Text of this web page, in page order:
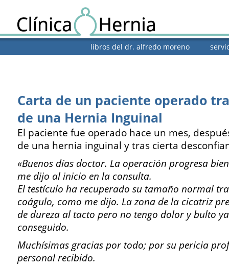
libros del dr. alfredo moreno
Carta de un paciente operado
de una Hernia Inguinal
El paciente fue operado hace un mes,
de una hernia inguinal y tras cierta
«Buenos días doctor. La operación progresa
me dijo al inicio en la consulta.
El testículo ha recuperado su tamaño normal
coágulo, como me dijo. La zona de la cicatriz
de dureza al tacto pero no tengo dolor y bulto
conseguido.
Muchísimas gracias por todo; por su pericia
personal recibido.